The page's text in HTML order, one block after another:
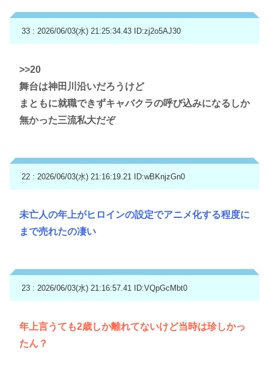
33 : 2026/06/03(水) 21:25:34.43 ID:zj2o5AJ30
>>20
舞台は神田川沿いだろうけど
まともに就職できずキャバクラの呼び込みになるしか
無かった三流私大だぞ
22 : 2026/06/03(水) 21:16:19.21 ID:wBKnjzGn0
未亡人の年上がヒロインの設定でアニメ化する程度に
まで売れたの凄い
23 : 2026/06/03(水) 21:16:57.41 ID:VQpGcMbt0
年上言うても2歳しか離れてないけど当時は珍しかっ
たん？